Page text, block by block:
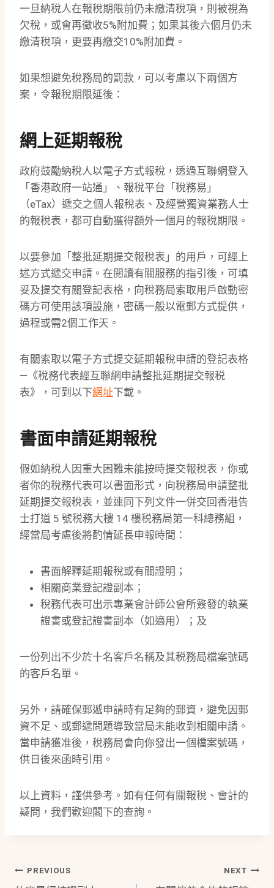
一旦納稅人在報稅期限前仍未繳清稅項，則被視為
欠稅，或會再徵收5%附加費；如果其後六個月仍未
繳清稅項，更要再繳交10%附加費。
如果想避免稅務局的罰款，可以考慮以下兩個方
案，令報稅期限延後：
網上延期報稅
政府鼓勵納稅人以電子方式報稅，透過互聯網登入
「香港政府一站通」、報稅平台「稅務易」
（eTax）遞交之個人報稅表、及經營獨資業務人士
的報稅表，都可自動獲得額外一個月的報稅期限。
以要參加「整批延期提交報稅表」的用戶，可經上
述方式遞交申請。在閱讀有關服務的指引後，可填
妥及提交有關登記表格，向稅務局索取用戶啟動密
碼方可使用該項設施，密碼一般以電郵方式提供，
過程或需2個工作天。
有關索取以電子方式提交延期報稅申請的登記表格
—《稅務代表經互聯網申請整批延期提交報税
表》，可到以下網址下載。
書面申請延期報稅
假如納稅人因重大困難未能按時提交報稅表，你或
者你的稅務代表可以書面形式，向稅務局申請整批
延期提交報稅表，並連同下列文件一併交回香港告
士打道 5 號税務大樓 14 樓税務局第一科總務組，
經當局考慮後將酌情延長申報時間：
書面解釋延期報稅或有關證明；
相關商業登記證副本；
稅務代表可出示專業會計師公會所簽發的執業
證書或登記證書副本（如適用）；及
一份列出不少於十名客戶名稱及其税務局檔案號碼
的客戶名單。
另外，請確保郵遞申請時有足夠的郵資，避免因郵
資不足、或郵遞問題導致當局未能收到相關申請。
當申請獲准後，稅務局會向你發出一個檔案號碼，
供日後來函時引用。
以上資料，謹供參考。如有任何有關報稅、會計的
疑問，我們歡迎閣下的查詢。
Post
PREVIOUS NEXT